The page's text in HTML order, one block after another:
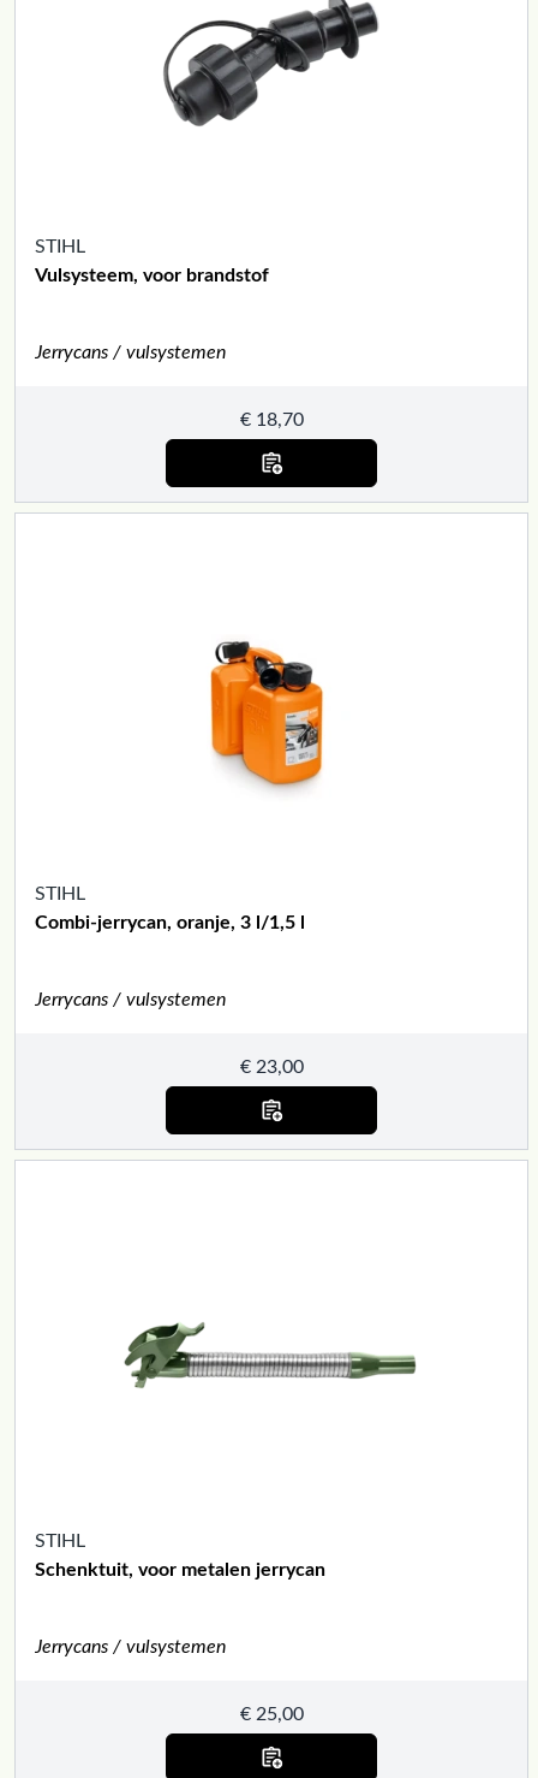
STIHL
Vulsysteem, voor brandstof
Jerrycans / vulsystemen
€18,70
STIHL
Combi-jerrycan, oranje, 3 l/1,5 l
Jerrycans / vulsystemen
€23,00
STIHL
Schenktuit, voor metalen jerrycan
Jerrycans / vulsystemen
€25,00